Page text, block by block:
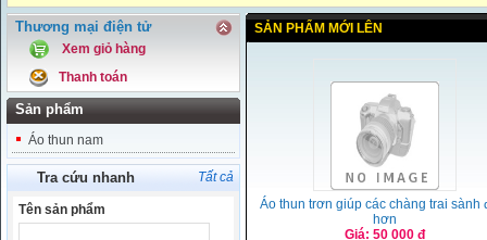
Thương mại điện tử
Xem giỏ hàng
Thanh toán
Sản phẩm
Áo thun nam
Tra cứu nhanh Tất cả
Tên sản phẩm
SẢN PHẨM MỚI LÊN
Áo thun trơn giúp các chàng trai sành
hơn
Giá: 50 000 đ